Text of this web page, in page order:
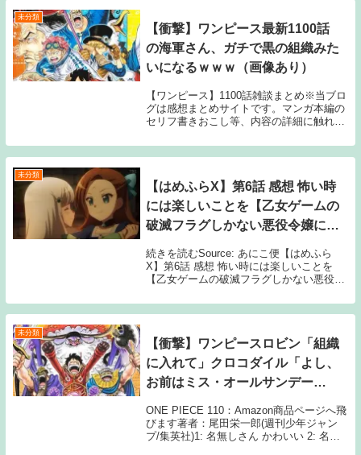
未分類
【衝撃】ワンピース最新1100話
の海軍さん、ガチで黒の組織みた
いになるｗｗｗ（画像あり）
【ワンピース】1100話雑談まとめ※当ブロ
グは感想まとめサイトです。マンガ本編の
セリフ書きおこし等、内容の詳細に触れる
記事は、雑誌発売日以降に投稿しておりま
す。週刊少年ジャンプ2024年1号の発売日
未分類
【はめふらX】第6話 感想 怖い時
には楽しいことを【乙女ゲームの
破滅フラグしかない悪役令嬢に転
続きを読むSource: あにこ便【はめふら
X】第6話 感想 怖い時には楽しいことを
【乙女ゲームの破滅フラグしかない悪役令
未分類
【衝撃】ワンピースロビン「組織
に入れて」クロコダイル「よし、
お前はミス・オールサンデー
ONE PIECE 110：Amazon商品ページへ飛
びます著者：尾田栄一郎(週刊少年ジャン
プ/集英社)1: 名無しさん かわいい 2: 名無